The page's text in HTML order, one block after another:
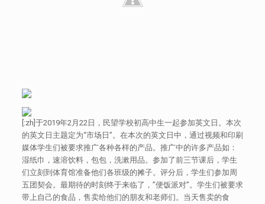
[:zh]于2019年2月22日，民望学校初高中生一起参加英文日。本次
的英文日主题定为“市场日”。在本次的英文日中，通过视频和印刷
媒体学生们被要求推广各种各样的产品。推广中的许多产品如：
湿纸巾，速溶饮料，包包，洗漱用品。参加了前三节课后，学生
们立刻到体育馆准备他们各班级的摊子。评分后，学生们参加周
五团契会。最期待的时刻终于来临了，”便饭派对”。学生们被要求
带上自己的食品，售卖给他们的朋友和老师们。当天售卖的食